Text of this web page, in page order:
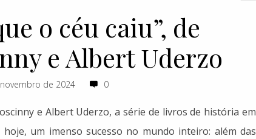
o céu caiu”, de
e Albert Uderzo
de 2024 0
e Albert Uderzo, a série de livros de história em
um imenso sucesso no mundo inteiro: além das